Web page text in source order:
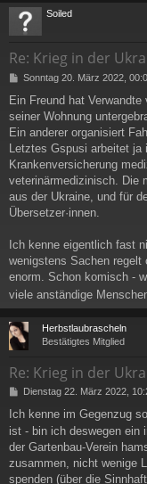
Soiled
Re: Krieg in der
B
i
t
r
a
Sonntag 20. März 2022,
Ein Freund hat
seiner Wohnung
Ein anderer organisiert
Letztes Gspusi arbeitet ja
Krankenversicherung
veterinärmedizinisch. Die
aus der Ukraine, und für
Übersetzer·innen.
Ich kenne eigentlich fast
wenigstens Sachen
enorm. Schon komisch -
viele anständige
Herbstlaubrascheln
Bestätigtes Mitglied
Re: Krieg in der
B
i
t
r
Dienstag 22. März 2022,
Ich kenne im Gegenzug
ist - bin ich deswegen ein
der Gartenbau-Verein
zusammen, nicht wenige
spenden (über die